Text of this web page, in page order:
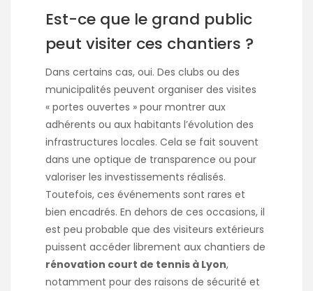
Est-ce que le grand public
peut visiter ces chantiers ?
Dans certains cas, oui. Des clubs ou des
municipalités peuvent organiser des visites
« portes ouvertes » pour montrer aux
adhérents ou aux habitants l’évolution des
infrastructures locales. Cela se fait souvent
dans une optique de transparence ou pour
valoriser les investissements réalisés.
Toutefois, ces événements sont rares et
bien encadrés. En dehors de ces occasions, il
est peu probable que des visiteurs extérieurs
puissent accéder librement aux chantiers de
rénovation court de tennis à Lyon,
notamment pour des raisons de sécurité et